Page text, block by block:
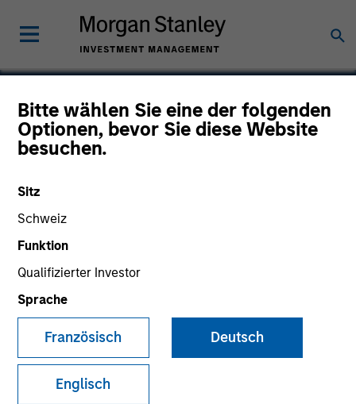
Bitte wählen Sie eine der folgenden
Optionen, bevor Sie diese Website
besuchen.
Sitz
Schweiz
Funktion
Qualifizierter Investor
Sprache
Französisch Deutsch
Englisch
Mentor Technologies